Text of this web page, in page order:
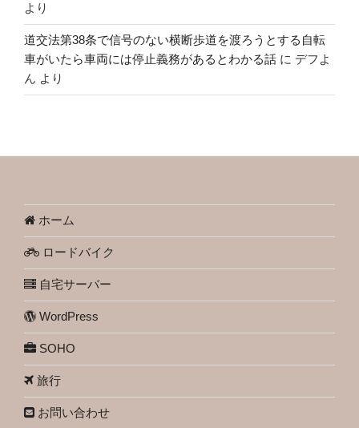
より
道交法第38条で信号のない横断歩道を渡ろうとする自転
車がいたら車両には停止義務があるとわかる話 に デフよ
ん より
ホーム
ロードバイク
自宅サーバー
WordPress
SOHO
旅行
お問い合わせ